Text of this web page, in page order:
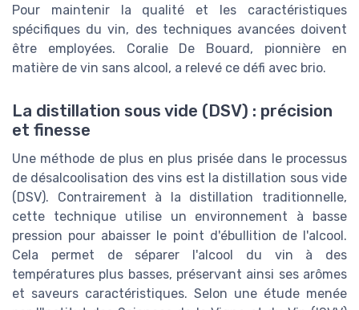
Pour maintenir la qualité et les caractéristiques
spécifiques du vin, des techniques avancées doivent
être employées. Coralie De Bouard, pionnière en
matière de vin sans alcool, a relevé ce défi avec brio.
La distillation sous vide (DSV) : précision
et finesse
Une méthode de plus en plus prisée dans le processus
de désalcoolisation des vins est la distillation sous vide
(DSV). Contrairement à la distillation traditionnelle,
cette technique utilise un environnement à basse
pression pour abaisser le point d'ébullition de l'alcool.
Cela permet de séparer l'alcool du vin à des
températures plus basses, préservant ainsi ses arômes
et saveurs caractéristiques. Selon une étude menée